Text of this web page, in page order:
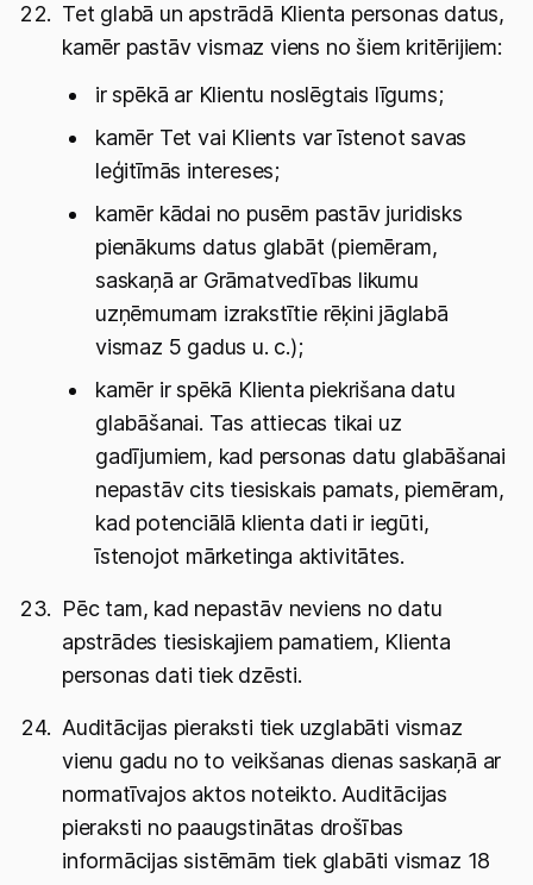
Tet glabā un apstrādā Klienta personas datus,
kamēr pastāv vismaz viens no šiem kritērijiem:
ir spēkā ar Klientu noslēgtais līgums;
kamēr Tet vai Klients var īstenot savas
leģitīmās intereses;
kamēr kādai no pusēm pastāv juridisks
pienākums datus glabāt (piemēram,
saskaņā ar Grāmatvedības likumu
uzņēmumam izrakstītie rēķini jāglabā
vismaz 5 gadus u. c.);
kamēr ir spēkā Klienta piekrišana datu
glabāšanai. Tas attiecas tikai uz
gadījumiem, kad personas datu glabāšanai
nepastāv cits tiesiskais pamats, piemēram,
kad potenciālā klienta dati ir iegūti,
īstenojot mārketinga aktivitātes.
Pēc tam, kad nepastāv neviens no datu
apstrādes tiesiskajiem pamatiem, Klienta
personas dati tiek dzēsti.
Auditācijas pieraksti tiek uzglabāti vismaz
vienu gadu no to veikšanas dienas saskaņā ar
normatīvajos aktos noteikto. Auditācijas
pieraksti no paaugstinātas drošības
informācijas sistēmām tiek glabāti vismaz 18